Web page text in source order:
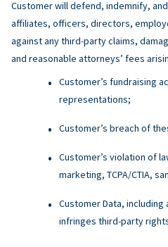
Customer will defend, indemnify,
affiliates, officers, directors,
against any third-party claims,
and reasonable attorneys’ fees
Customer’s fundraising
representations;
Customer’s breach of
Customer’s violation of
marketing, TCPA/CTIA,
Customer Data,
infringes third-party